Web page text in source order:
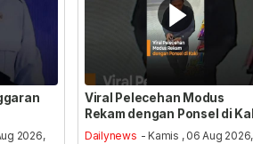
2026,
Viral Pelecehan Modus
Rekam dengan Ponsel di
Dailynews - Kamis , 06 Aug 2026,